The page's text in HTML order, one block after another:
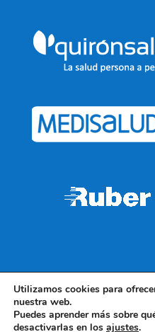
Política de Privacidad
Utilizamos cookies para
nuestra web.
Puedes aprender más sobre
desactivarlas en los ajustes.